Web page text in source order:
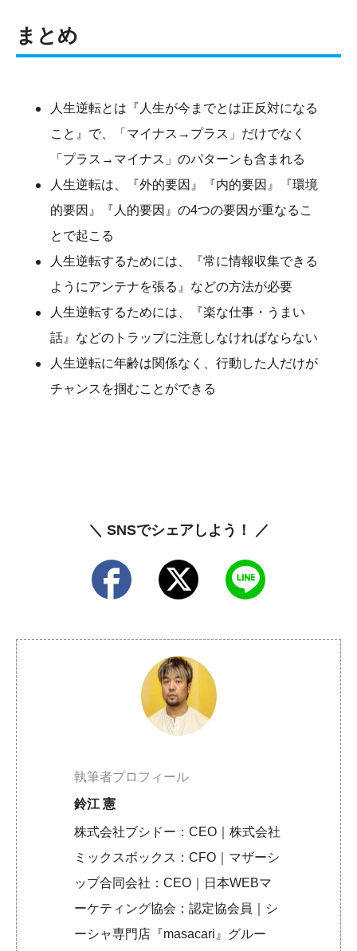
まとめ
人生逆転とは『人生が今までとは正反対になる
こと』で、「マイナス→プラス」だけでなく
「プラス→マイナス」のパターンも含まれる
人生逆転は、『外的要因』『内的要因』『環境
的要因』『人的要因』の4つの要因が重なるこ
とで起こる
人生逆転するためには、『常に情報収集できる
ようにアンテナを張る』などの方法が必要
人生逆転するためには、『楽な仕事・うまい
話』などのトラップに注意しなければならない
人生逆転に年齢は関係なく、行動した人だけが
チャンスを掴むことができる
＼ SNSでシェアしよう！ ／
執筆者プロフィール
鈴江 憲
株式会社ブシドー：CEO｜株式会社
ミックスボックス：CFO｜マザーシ
ップ合同会社：CEO｜日本WEBマ
ーケティング協会：認定協会員｜シ
ーシャ専門店『masacari』グルー